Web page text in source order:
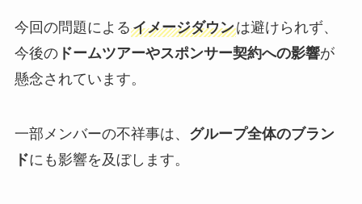
今回の問題によるイメージダウンは避けられず、
今後のドームツアーやスポンサー契約への影響が
懸念されています。
一部メンバーの不祥事は、 グループ全体のブラン
ドにも影響を及ぼします。